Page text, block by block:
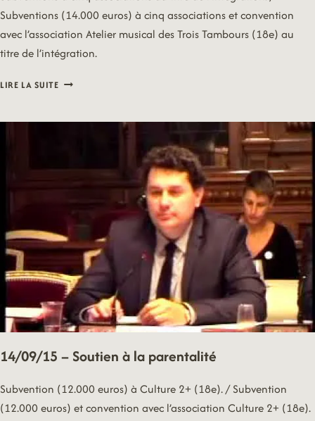
Subventions (14.000 euros) à cinq associations et convention
avec l’association Atelier musical des Trois Tambours (18e) au
titre de l’intégration.
LIRE LA SUITE14/09/15
14/09/15 – Soutien à la parentalité
Subvention (12.000 euros) à Culture 2+ (18e). / Subvention
(12.000 euros) et convention avec l’association Culture 2+ (18e).